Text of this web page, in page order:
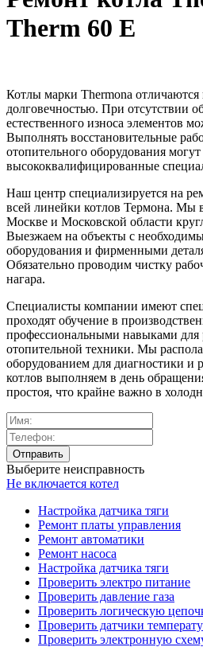
Therm 60 E
Котлы марки Thermona
долговечностью. При отсутствии
естественного износа элементов
Выполнять восстановительные
отопительного оборудования могут
высококвалифицированные
Наш центр специализируется на
всей линейки котлов Термона. Мы
Москве и Московской области
Выезжаем на объекты с
оборудования и фирменными
Обязательно проводим чистку
нагара.
Специалисты компании имеют
проходят обучение в
профессиональными навыками для
отопительной техники. Мы
оборудованием для диагностики и
котлов выполняем в день
простоя, что крайне важно в
Выберите неисправность
Не включается котел
Настройка датчика тяги
Ремонт платы управления
Ремонт автоматики
Ремонт насоса
Настройка датчика тяги
Проверить электро питание
Проверить давление газа
Проверить логическую
Проверить датчики
Проверить электронную